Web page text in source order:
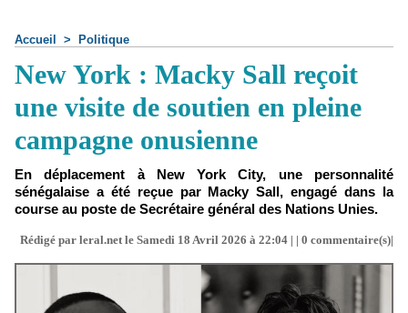
Accueil > Politique
New York : Macky Sall reçoit
une visite de soutien en pleine
campagne onusienne
En déplacement à New York City, une personnalité
sénégalaise a été reçue par Macky Sall, engagé dans la
course au poste de Secrétaire général des Nations Unies.
Rédigé par leral.net le Samedi 18 Avril 2026 à 22:04 | | 0 commentaire(s)|